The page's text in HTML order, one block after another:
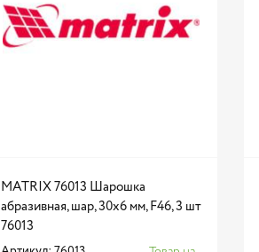
MATRIX 76013 Шарошка
абразивная, шар, 30x6 мм, F46, 3 шт
76013